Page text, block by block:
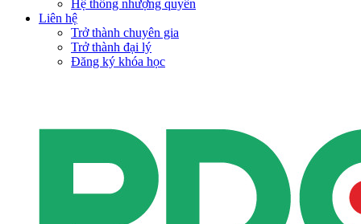
Hệ thống nhượng quyền
Liên hệ
Trở thành chuyên gia
Trở thành đại lý
Đăng ký khóa học